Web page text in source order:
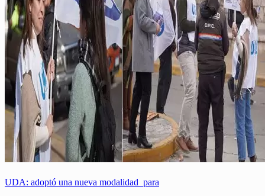
UDA: adoptó una nueva modalidad para